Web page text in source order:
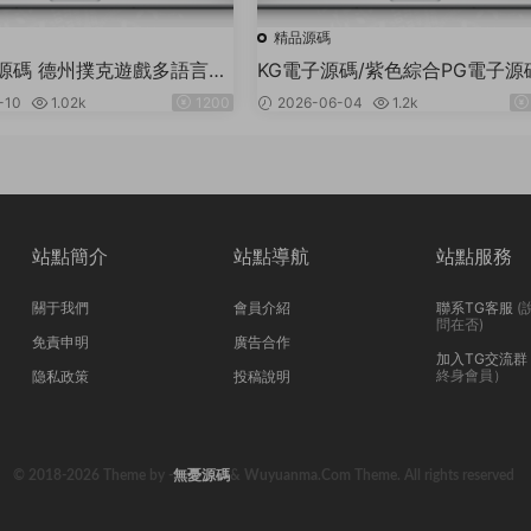
碼 德州撲克遊戲多語言
版APP雙端源碼/中英
帶控+帶彩池持倉/完美運
1.02k 1200
精品源碼
KG電子源碼/紫色綜合PG電子源
虎機源碼/電玩城源碼/PG遊戲系
碼/棋牌捕魚無需接口無需買分
2026-06-04 1.2k
站點簡介
關于我們
免責申明
隐私政策
站點導航
會員介紹
廣告合作
投稿說明
站點服務
聯系TG客服 (
問在否)
加入TG交流群
終身會員）
© 2018-2026 Theme by -無憂源碼& Wuyuanma.Com Theme. All rights reserved